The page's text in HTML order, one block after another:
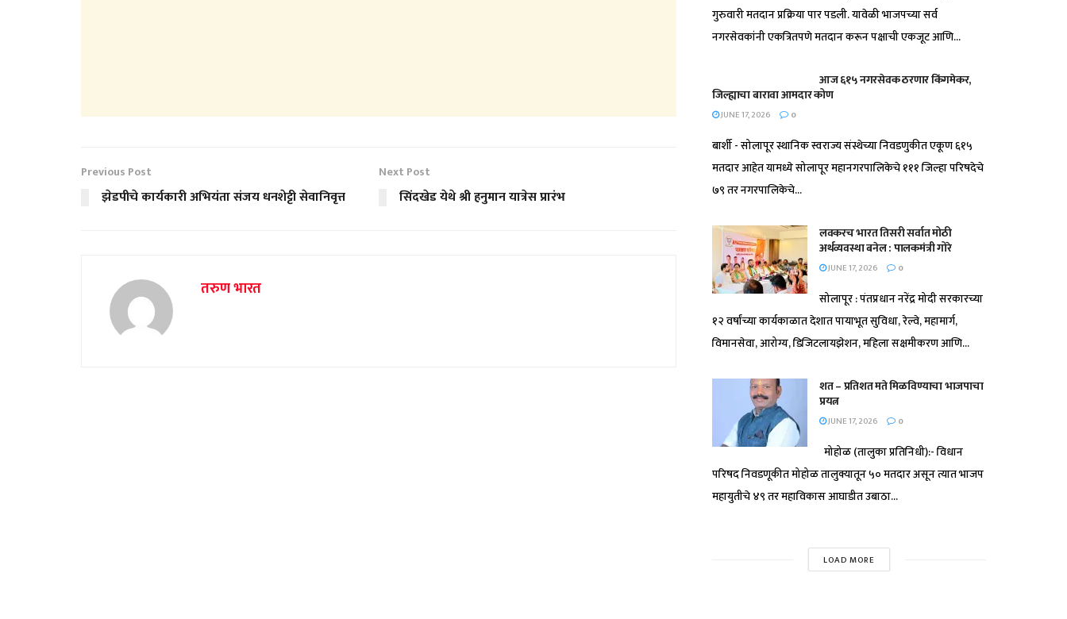
Previous Post
झेडपीचे कार्यकारी अभियंता संजय धनशेट्टी सेवानिवृत्त
Next Post
सिंदखेड येथे श्री हनुमान यात्रेस प्रारंभ
तरुण भारत
गुरुवारी मतदान प्रक्रिया पार पडली. यावेळी भाजपच्या सर्व
नगरसेवकांनी एकत्रितपणे मतदान करून पक्षाची एकजूट आणि...
आज ६१५ नगरसेवक ठरणार किंगमेकर,
जिल्ह्याचा बारावा आमदार कोण
JUNE 17, 2026 0
बार्शी - सोलापूर स्थानिक स्वराज्य संस्थेच्या निवडणुकीत एकूण ६१५
मतदार आहेत यामध्ये सोलापूर महानगरपालिकेचे १११ जिल्हा परिषदेचे
७९ तर नगरपालिकेचे...
लवकरच भारत तिसरी सर्वात मोठी
अर्थव्यवस्था बनेल : पालकमंत्री गोरे
JUNE 17, 2026 0
सोलापूर : पंतप्रधान नरेंद्र मोदी सरकारच्या
१२ वर्षांच्या कार्यकाळात देशात पायाभूत सुविधा, रेल्वे, महामार्ग,
विमानसेवा, आरोग्य, डिजिटलायझेशन, महिला सक्षमीकरण आणि...
शत – प्रतिशत मते मिळविण्याचा भाजपाचा
प्रयत्न
JUNE 17, 2026 0
मोहोळ (तालुका प्रतिनिधी):- विधान
परिषद निवडणूकीत मोहोळ तालुक्यातून ५० मतदार असून त्यात भाजप
महायुतीचे ४९ तर महाविकास आघाडीत उबाठा...
LOAD MORE